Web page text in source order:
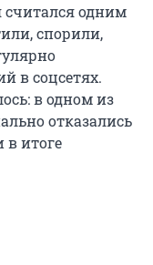
считался одним
спорили,
в соцсетях.
в одном из
отказались
в итоге